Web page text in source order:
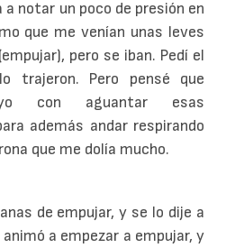
notar un poco de presión en
que me venían unas leves
pero se iban. Pedí el
trajeron. Pero pensé que
con aguantar esas
además andar respirando
que me dolía mucho.
de empujar, y se lo dije a
a empezar a empujar, y